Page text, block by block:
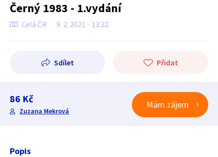
Černý 1983 - 1.vydání
Celá ČR 9. 2. 2021 - 13:22
Sdílet Přidat
86 Kč
Zuzana Mekrová
Mám zájem
Popis